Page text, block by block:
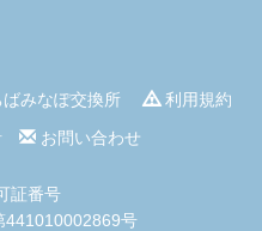
みなぽ交換所
利用規約
お問い合わせ
証番号
441010002869号